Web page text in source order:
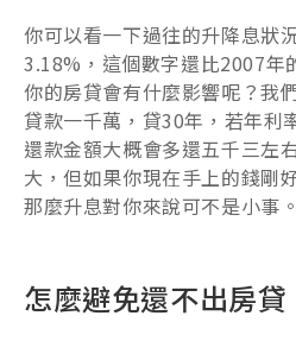
你可以看一下過往的升降息狀
3.18%，這個數字還比2007年
你的房貸會有什麼影響呢？我
貸款一千萬，貸30年，若年利
還款金額大概會多還五千三左
大，但如果你現在手上的錢剛
那麼升息對你來說可不是小事。
怎麼避免還不出房貸